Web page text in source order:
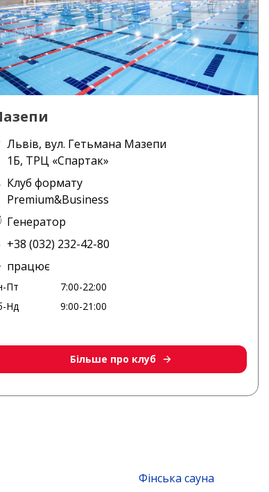
Львів, вул. Гетьмана Мазепи
1Б, ТРЦ «Спартак»
Клуб формату
Premium&Business
Генератор
+38 (032) 232-42-80
працює
Пт
7:00-22:00
Нд
9:00-21:00
Більше про клуб
Фінська сауна